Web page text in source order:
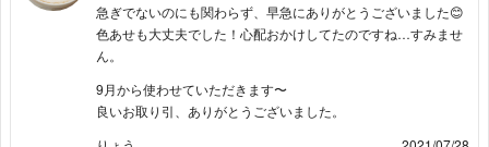
急ぎでないのにも関わらず、早急にありがとうございました😊
色あせも大丈夫でした！心配おかけしてたのですね…すみませ
ん。
9月から使わせていただきます〜
良いお取り引、ありがとうございました。